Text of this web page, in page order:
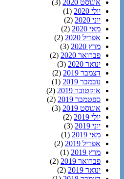
אוגוסט 2020
(3)
יולי 2020
(1)
יוני 2020
(2)
מאי 2020
(2)
אפריל 2020
(2)
מרץ 2020
(3)
פברואר 2020
(2)
ינואר 2020
(3)
דצמבר 2019
(2)
נובמבר 2019
(1)
אוקטובר 2019
(2)
ספטמבר 2019
(2)
אוגוסט 2019
(3)
יולי 2019
(2)
יוני 2019
(3)
מאי 2019
(1)
אפריל 2019
(2)
מרץ 2019
(1)
פברואר 2019
(2)
ינואר 2019
(2)